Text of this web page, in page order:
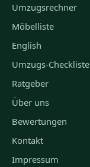
Umzugsrechner
Möbelliste
English
Umzugs-Checkliste
Ratgeber
Über uns
Bewertungen
Kontakt
Impressum